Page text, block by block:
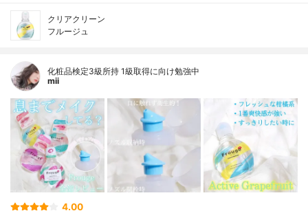
クリアクリーン
フルージュ
化粧品検定3級所持 1級取得に向け勉強中
mii
4.00